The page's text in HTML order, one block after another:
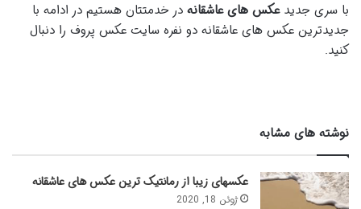
با سری جدیدعکس های عاشقانه در خدمتتان هستیم در ادامه با
جدیدترین عکس های عاشقانه دو نفره سایت عکس پروف را دنبال
کنید.
نوشته های مشابه
عکسهای زیبا از رمانتیک ترین عکس های عاشقانه
ژوئن 18, 2020